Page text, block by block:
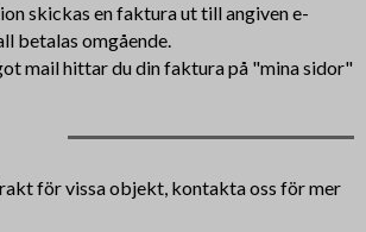
skickas en faktura ut till angiven e-
betalas omgående.
mail hittar du din faktura på "mina sidor"
för vissa objekt, kontakta oss för mer